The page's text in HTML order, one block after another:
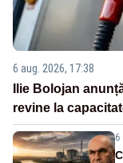
6 aug. 2026, 17:38
Ilie Bolojan
revine la
6